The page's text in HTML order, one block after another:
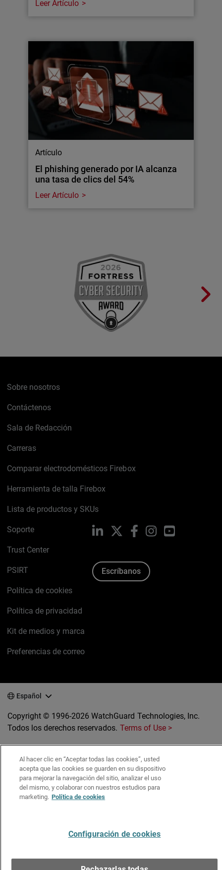
Leer Artículo
Artículo
El phishing generado por IA alcanza
una tasa de clics del 54%
Leer Artículo
Sobre nosotros
Contáctenos
Sala de Redacción
Carreras
Comparar electrodomésticos Firebox
Herramienta de talla Firebox
Lista de productos y SKUs
Soporte
Trust Center
PSIRT
Política de cookies
Política de privacidad
Kit de medios y marca
Preferencias de correo
LinkedIn FacebookInstagramYouTube
Escríbanos
Español
Copyright © 1996-2026 WatchGuard Technologies, Inc.
Todos los derechos reservados. Terms of Use >
Al hacer clic en “Aceptar todas las cookies”, usted
acepta que las cookies se guarden en su dispositivo
para mejorar la navegación del sitio, analizar el uso
del mismo, y colaborar con nuestros estudios para
marketing. Política de cookies
Configuración de cookies